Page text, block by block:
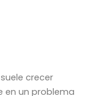
crecer
en un problema